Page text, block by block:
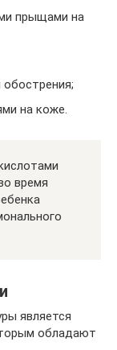
прыщами на
на коже.
время
является
обладают